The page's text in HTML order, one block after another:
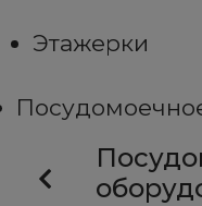
Этажерки